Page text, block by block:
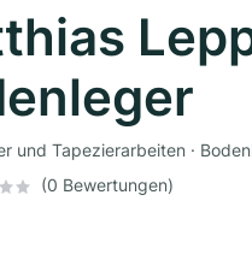
und Tapezierarbeiten ·
(0 Bewertungen)